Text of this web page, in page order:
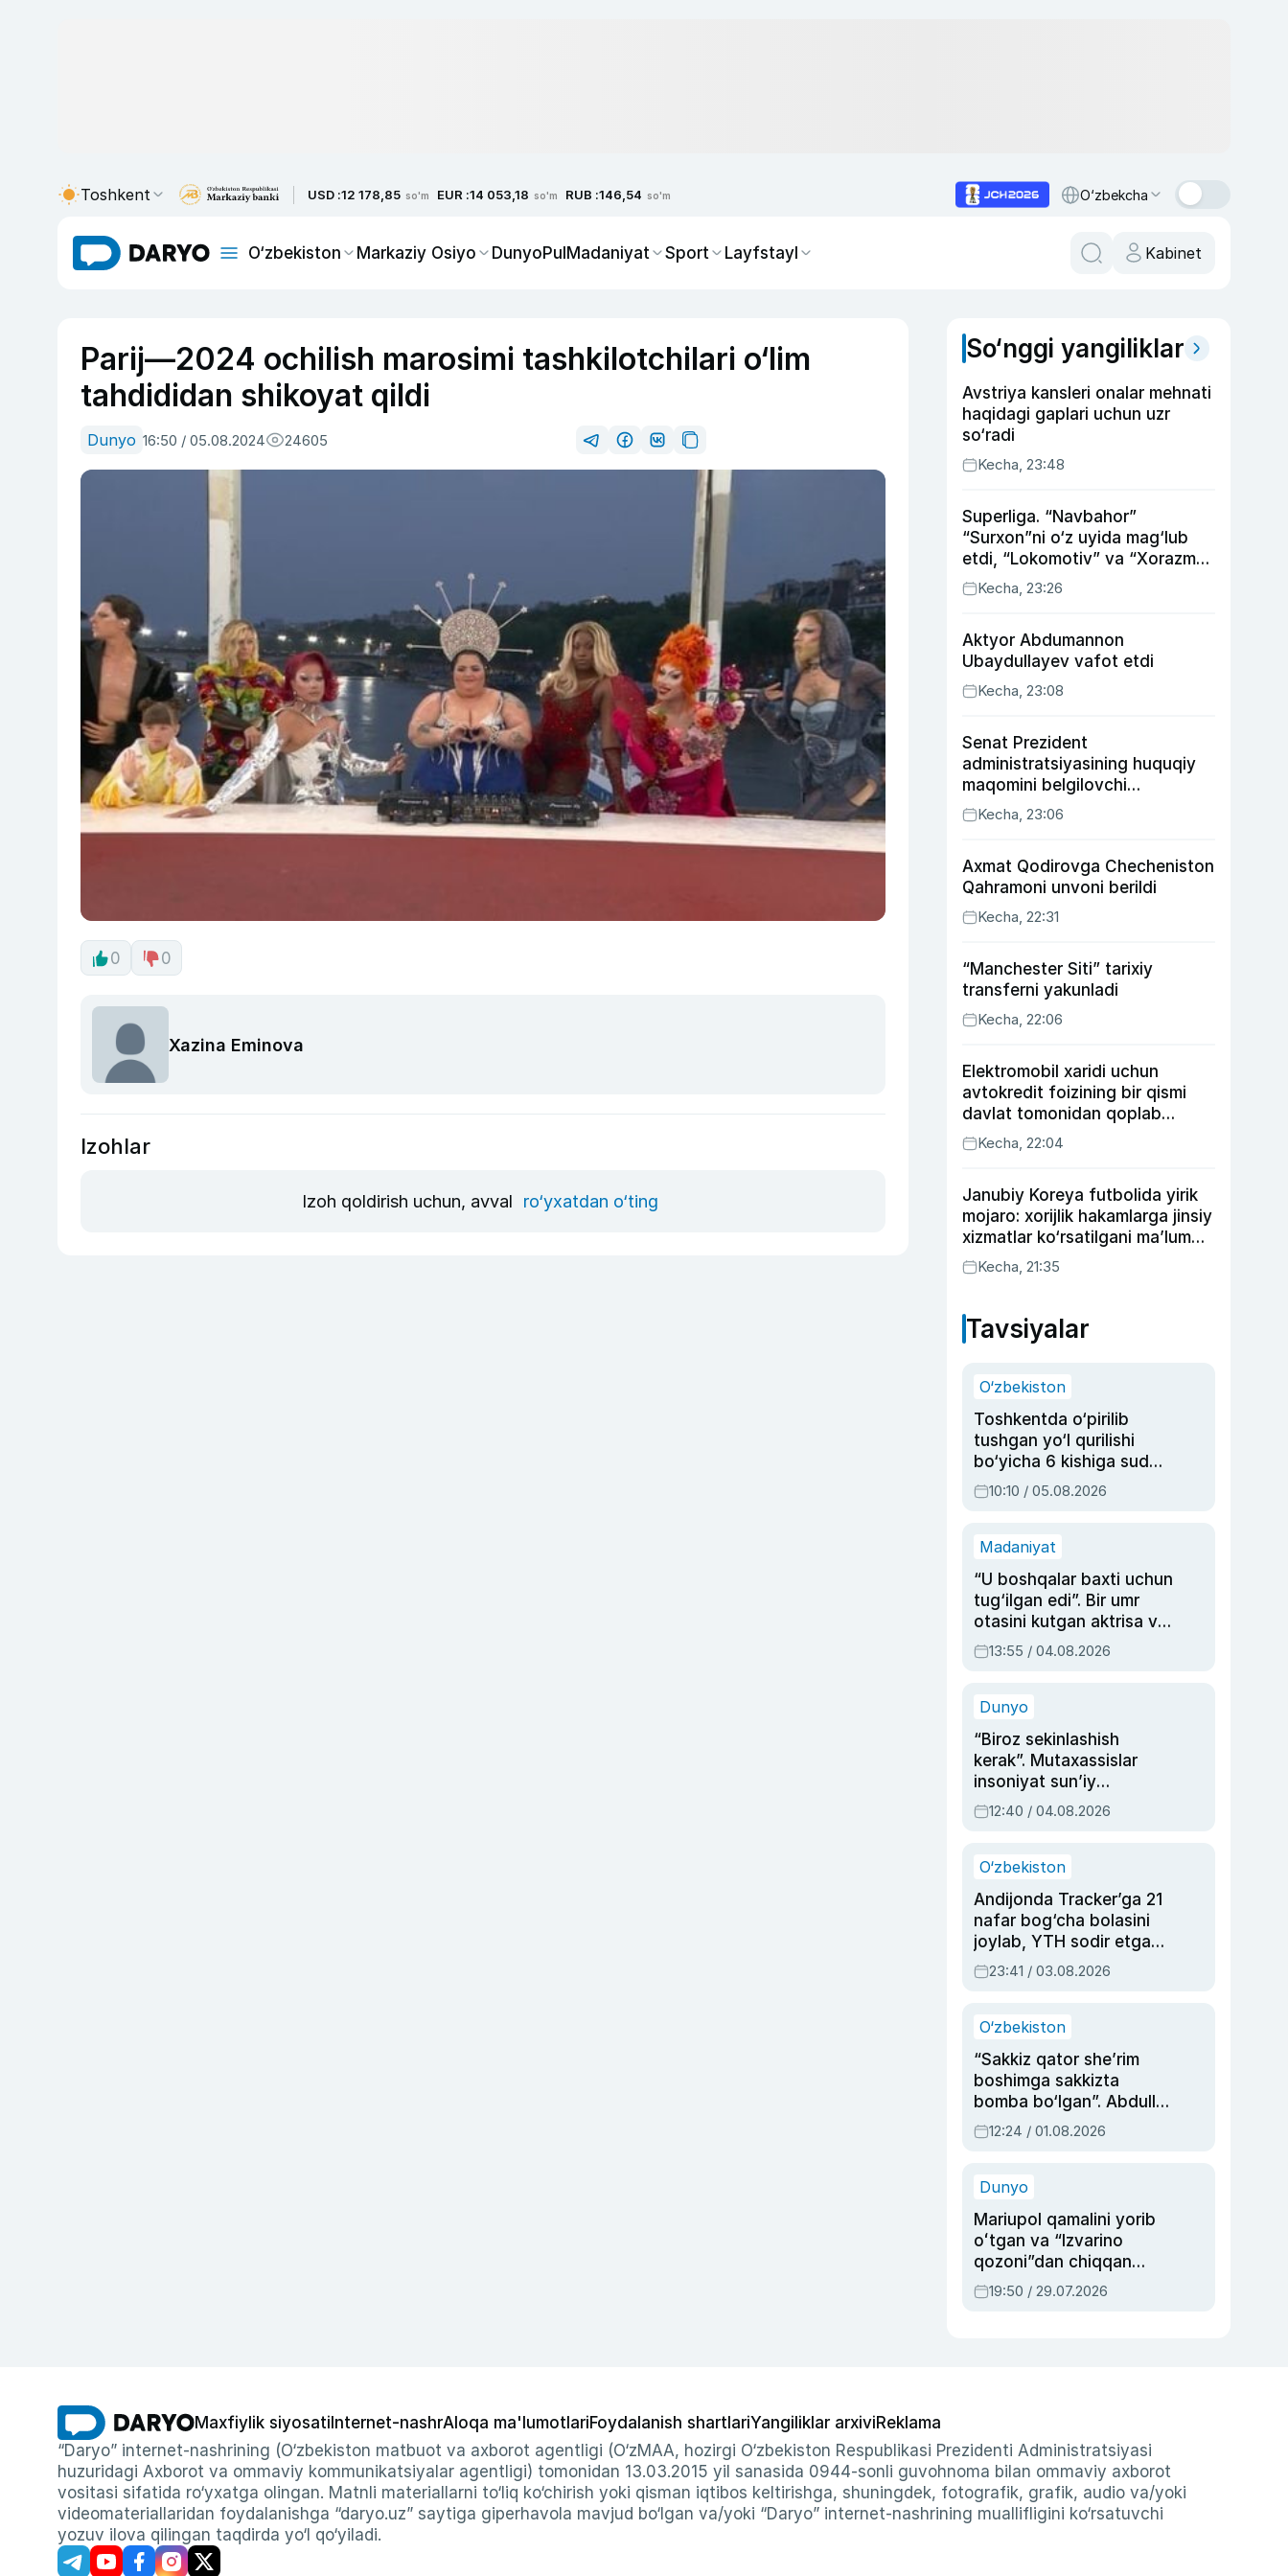
Toshkent USD :12 178,85 so'm EUR :14 053,18 so'm RUB :146,54 so'm O‘zbekcha
O‘zbekiston Markaziy Osiyo DunyoPulMadaniyat Sport Layfstayl Kabinet
Parij—2024 ochilish marosimi tashkilotchilari o‘lim
tahdididan shikoyat qildi
Dunyo 16:50 / 05.08.2024 24605
0 0
Xazina Eminova
Izohlar
Izoh qoldirish uchun, avval ro‘yxatdan o‘ting
So‘nggi yangiliklar
Avstriya kansleri onalar mehnati
haqidagi gaplari uchun uzr
so‘radi
Kecha, 23:48
Superliga. “Navbahor”
“Surxon”ni o‘z uyida mag‘lub
etdi, “Lokomotiv” va “Xorazm”
uyda g‘alaba qozondi
Kecha, 23:26
Aktyor Abdu­mannon
Ubaydullayev vafot etdi
Kecha, 23:08
Senat Prezident
administratsiyasining huquqiy
maqomini belgilovchi
konstitutsiyaviy qonunni
ma’qulladi
Kecha, 23:06
Axmat Qodirovga Checheniston
Qahramoni unvoni berildi
Kecha, 22:31
“Manchester Siti” tarixiy
transferni yakunladi
Kecha, 22:06
Elektromobil xaridi uchun
avtokredit foizining bir qismi
davlat tomonidan qoplab
berilishi mumkin
Kecha, 22:04
Janubiy Koreya futbolida yirik
mojaro: xorijlik hakamlarga jinsiy
xizmatlar ko‘rsatilgani ma’lum
qilindi
Kecha, 21:35
Tavsiyalar
O‘zbekiston
Toshkentda o‘pirilib
tushgan yo‘l qurilishi
bo‘yicha 6 kishiga sud
hukmi o‘qildi
10:10 / 05.08.2026
Madaniyat
“U boshqalar baxti uchun
tug‘ilgan edi”. Bir umr
otasini kutgan aktrisa va
dublyaj ustasi Rimma
Ahmedovaning
13:55 / 04.08.2026
Dunyo
“Biroz sekinlashish
kerak”. Mutaxassislar
insoniyat sun’iy
intellektni boshqara
olmay qolishidan xavotir
12:40 / 04.08.2026
O‘zbekiston
Andijonda Tracker’ga 21
nafar bog‘cha bolasini
joylab, YTH sodir etgan
ayolga sud hukmi o‘qildi
23:41 / 03.08.2026
O‘zbekiston
“Sakkiz qator she’rim
boshimga sakkizta
bomba bo‘lgan”. Abdulla
Oripovni siyosiy
ayblovlardan asrab
12:24 / 01.08.2026
Dunyo
Mariupol qamalini yorib
oʻtgan va “Izvarino
qozoni”dan chiqqan
qahramon — Ukraina
armiyasi bosh
19:50 / 29.07.2026
Maxfiylik siyosati Internet-nashrAloqa ma'lumotlariFoydalanish shartlariYangiliklar arxiviReklama
“Daryo” internet-nashrining (O‘zbekiston matbuot va axborot agentligi (O‘zMAA, hozirgi O‘zbekiston Respublikasi Prezidenti Administratsiyasi
huzuridagi Axborot va ommaviy kommunikatsiyalar agentligi) tomonidan 13.03.2015 yil sanasida 0944-sonli guvohnoma bilan ommaviy axborot
vositasi sifatida ro‘yxatga olingan. Matnli materiallarni to‘liq ko‘chirish yoki qisman iqtibos keltirishga, shuningdek, fotografik, grafik, audio va/yoki
videomateriallaridan foydalanishga “daryo.uz” saytiga giperhavola mavjud bo‘lgan va/yoki “Daryo” internet-nashrining muallifligini ko‘rsatuvchi
yozuv ilova qilingan taqdirda yo‘l qo‘yiladi.